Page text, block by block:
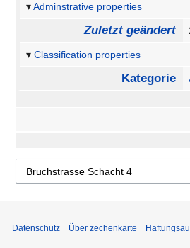
Adminstrative properties
Zuletzt geändert
Classification properties
Kategorie
Datenschutz Über zechenkarte